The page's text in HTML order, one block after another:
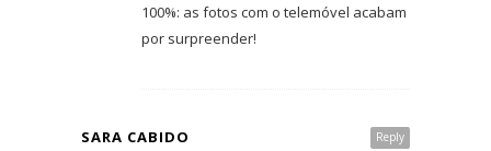
100%: as fotos com o telemóvel acabam
por surpreender!
Reply
SARA CABIDO